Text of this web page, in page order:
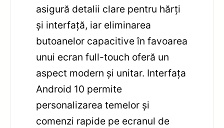
asigură detalii clare pentru hărți
și interfață, iar eliminarea
butoanelor capacitive în favoarea
unui ecran full-touch oferă un
aspect modern și unitar. Interfața
Android 10 permite
personalizarea temelor și
comenzi rapide pe ecranul de